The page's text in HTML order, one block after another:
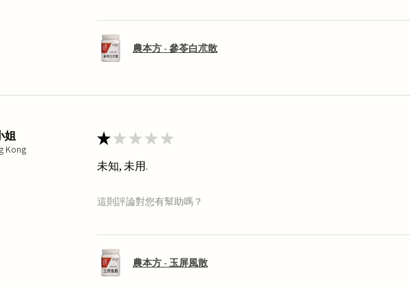
農本方 - 參苓白朮散
姐
Kong
★★★★★
未知, 未用.
這則評論對您有幫助嗎？
農本方 - 玉屏風散